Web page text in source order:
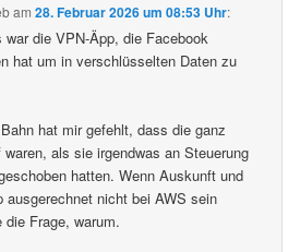
am28. Februar 2026 um 08:53 Uhr:
war die VPN-Äpp, die Facebook
hat um in verschlüsselten Daten zu
hat mir gefehlt, dass die ganz
als sie irgendwas an Steuerung
hatten. Wenn Auskunft und
ausgerechnet nicht bei AWS sein
die Frage, warum.